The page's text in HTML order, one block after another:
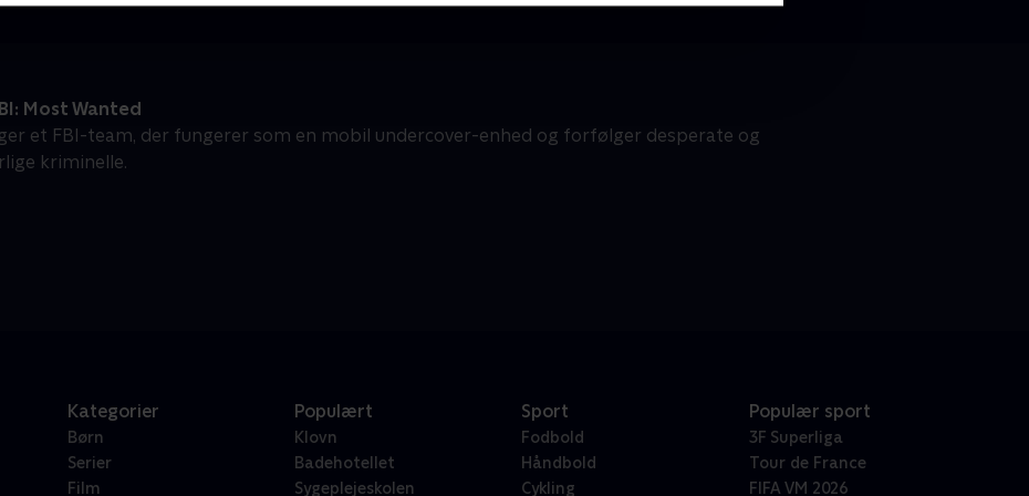
Most Wanted
et FBI-team, der fungerer som en mobil undercover-enhed og forfølger desperate og
kriminelle.
Kategorier
Børn
Serier
Film
Populært
Klovn
Badehotellet
Sygeplejeskolen
Sport
Fodbold
Håndbold
Cykling
Populær sport
3F Superliga
Tour de France
FIFA VM 2026